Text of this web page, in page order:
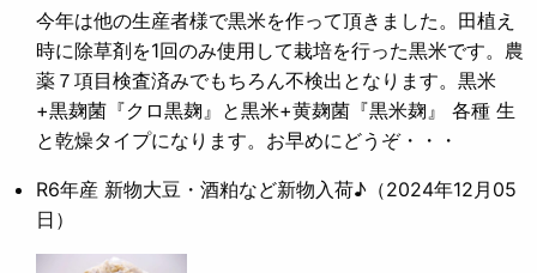
今年は他の生産者様で黒米を作って頂きました。田植え
時に除草剤を1回のみ使用して栽培を行った黒米です。農
薬７項目検査済みでもちろん不検出となります。黒米
+黒麹菌『クロ黒麹』と黒米+黄麹菌『黒米麹』 各種 生
と乾燥タイプになります。お早めにどうぞ・・・
R6年産 新物大豆・酒粕など新物入荷♪ （2024年12月05
日）